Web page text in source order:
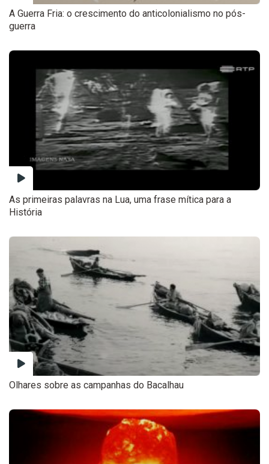
A Guerra Fria: o crescimento do anticolonialismo no pós-
guerra
As primeiras palavras na Lua, uma frase mítica para a
História
Olhares sobre as campanhas do Bacalhau